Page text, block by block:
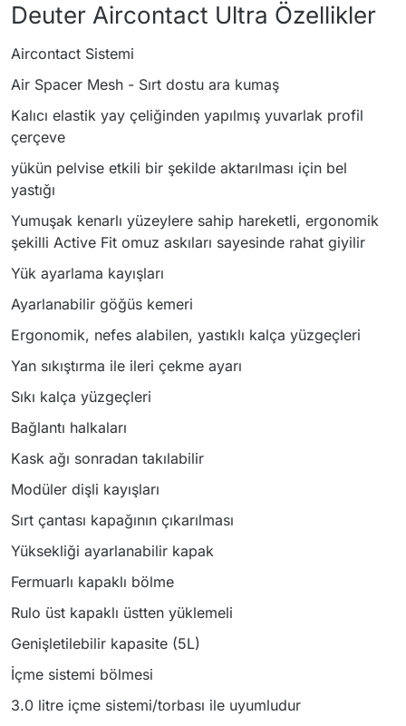
Deuter Aircontact Ultra Özellikler
Aircontact Sistemi
Air Spacer Mesh - Sırt dostu ara kumaş
Kalıcı elastik yay çeliğinden yapılmış yuvarlak profil
çerçeve
yükün pelvise etkili bir şekilde aktarılması için bel
yastığı
Yumuşak kenarlı yüzeylere sahip hareketli, ergonomik
şekilli Active Fit omuz askıları sayesinde rahat giyilir
Yük ayarlama kayışları
Ayarlanabilir göğüs kemeri
Ergonomik, nefes alabilen, yastıklı kalça yüzgeçleri
Yan sıkıştırma ile ileri çekme ayarı
Sıkı kalça yüzgeçleri
Bağlantı halkaları
Kask ağı sonradan takılabilir
Modüler dişli kayışları
Sırt çantası kapağının çıkarılması
Yüksekliği ayarlanabilir kapak
Fermuarlı kapaklı bölme
Rulo üst kapaklı üstten yüklemeli
Genişletilebilir kapasite (5L)
İçme sistemi bölmesi
3.0 litre içme sistemi/torbası ile uyumludur